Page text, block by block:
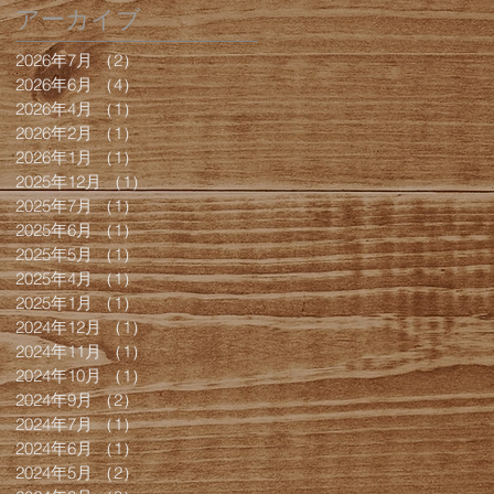
アーカイブ
2026年7月 （2）2件の記事
2026年6月 （4）4件の記事
2026年4月 （1）1件の記事
2026年2月 （1）1件の記事
2026年1月 （1）1件の記事
2025年12月 （1）1件の記事
2025年7月 （1）1件の記事
2025年6月 （1）1件の記事
2025年5月 （1）1件の記事
2025年4月 （1）1件の記事
2025年1月 （1）1件の記事
2024年12月 （1）1件の記事
2024年11月 （1）1件の記事
2024年10月 （1）1件の記事
2024年9月 （2）2件の記事
2024年7月 （1）1件の記事
2024年6月 （1）1件の記事
2024年5月 （2）2件の記事